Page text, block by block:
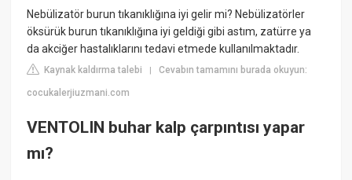
Nebülizatör burun tıkanıklığına iyi gelir mi? Nebülizatörler
öksürük burun tıkanıklığına iyi geldiği gibi astım, zatürre ya
da akciğer hastalıklarını tedavi etmede kullanılmaktadır.
Kaynak kaldırma talebi |Cevabın tamamını burada okuyun:
cocukalerjiuzmani.com
VENTOLIN buhar kalp çarpıntısı yapar
mı?